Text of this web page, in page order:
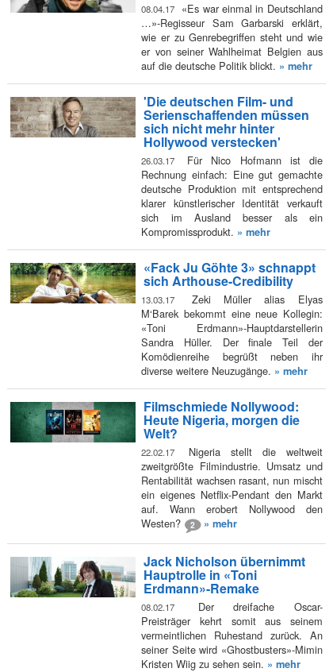
08.04.17
«Es war einmal in Deutschland
…»-Regisseur Sam Garbarski erklärt,
wie er zu Genrebegriffen steht und wie
er von seiner Wahlheimat Belgien aus
auf die deutsche Politik blickt. » mehr
'Die deutschen Film- und
Serienschaffenden müssen
sich nicht mehr hinter
Hollywood verstecken'
26.03.17
Für Nico Hofmann ist die
Rechnung einfach: Eine gut gemachte
deutsche Produktion mit entsprechend
klarer künstlerischer Identität verkauft
sich im Ausland besser als ein
Kompromissprodukt. » mehr
«Fack Ju Göhte 3» schnappt
sich Arthouse-Credibility
13.03.17
Zeki Müller alias Elyas
M‘Barek bekommt eine neue Kollegin:
«Toni Erdmann»-Hauptdarstellerin
Sandra Hüller. Der finale Teil der
Komödienreihe begrüßt neben ihr
diverse weitere Neuzugänge. » mehr
Filmschmiede Nollywood:
Heute Nigeria, morgen die
Welt?
22.02.17
Nigeria stellt die weltweit
zweitgrößte Filmindustrie. Umsatz und
Rentabilität wachsen rasant, nun mischt
ein eigenes Netflix-Pendant den Markt
auf. Wann erobert Nollywood den
Westen?
2 » mehr
Jack Nicholson übernimmt
Hauptrolle in «Toni
Erdmann»-Remake
08.02.17
Der dreifache Oscar-
Preisträger kehrt somit aus seinem
vermeintlichen Ruhestand zurück. An
seiner Seite wird «Ghostbusters»-Mimin
Kristen Wiig zu sehen sein. » mehr